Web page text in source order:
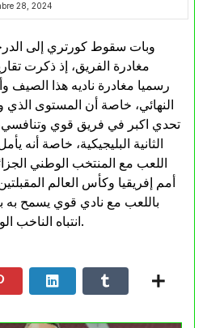
28, 2024
وبات سقوط كورتري إلى
مغادرة الفريق، إذ ذكرت
رسميا مغادرة ناديه هذا الصيف
النهائي، خاصة أن المستوى
تحدي اكبر في فريق قوي
الثانية البليجيكية، خاصة
اللعب مع المنتخب الوطني
أمم إفريقيا وكأس العالم
باللعب مع نادي قوي يسمح به
انتباه الناخب الوطني فلاديمير بيتكوفيتش.